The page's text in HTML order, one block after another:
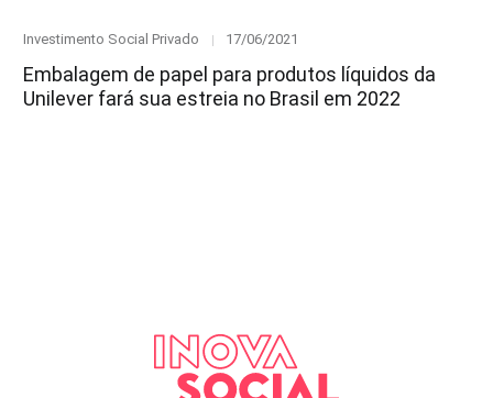
Category
Investimento Social Privado
Posted
17/06/2021
Embalagem de papel para produtos líquidos da
Unilever fará sua estreia no Brasil em 2022